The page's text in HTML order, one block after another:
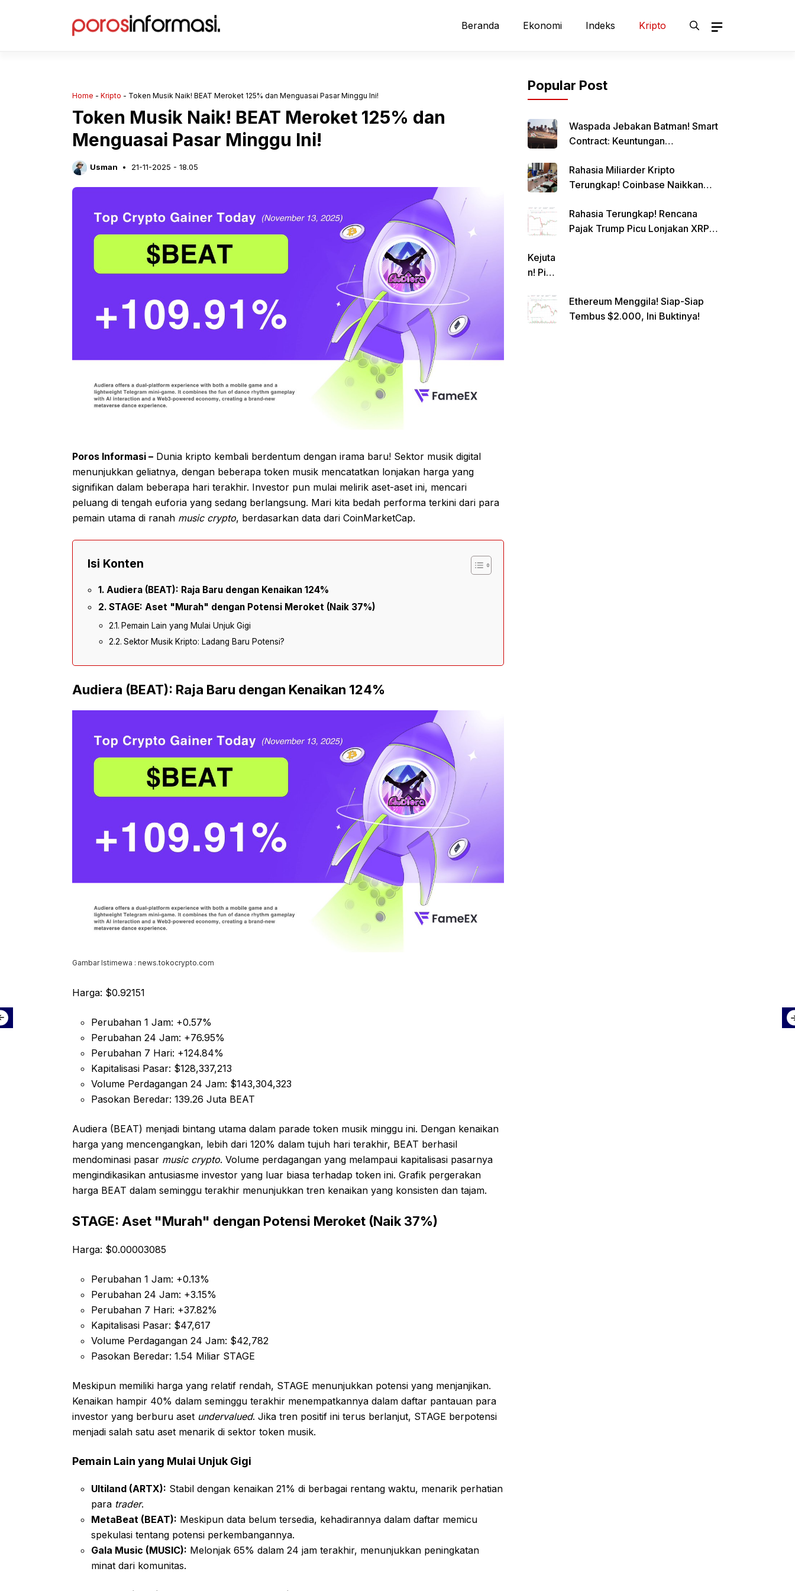
Beranda Ekonomi Indeks Kripto
Home - Kripto - Token Musik Naik! BEAT Meroket 125% dan Menguasai Pasar Minggu Ini!
Token Musik Naik! BEAT Meroket 125% dan
Menguasai Pasar Minggu Ini!
Usman 21-11-2025 - 18.05
Poros Informasi – Dunia kripto kembali berdentum dengan irama baru! Sektor musik digital
menunjukkan geliatnya, dengan beberapa token musik mencatatkan lonjakan harga yang
signifikan dalam beberapa hari terakhir. Investor pun mulai melirik aset-aset ini, mencari
peluang di tengah euforia yang sedang berlangsung. Mari kita bedah performa terkini dari para
pemain utama di ranah music crypto, berdasarkan data dari CoinMarketCap.
Isi Konten
Audiera (BEAT): Raja Baru dengan Kenaikan 124%
STAGE: Aset "Murah" dengan Potensi Meroket (Naik 37%)
Pemain Lain yang Mulai Unjuk Gigi
Sektor Musik Kripto: Ladang Baru Potensi?
Audiera (BEAT): Raja Baru dengan Kenaikan 124%
Gambar Istimewa : news.tokocrypto.com
Harga: $0.92151
Perubahan 1 Jam: +0.57%
Perubahan 24 Jam: +76.95%
Perubahan 7 Hari: +124.84%
Kapitalisasi Pasar: $128,337,213
Volume Perdagangan 24 Jam: $143,304,323
Pasokan Beredar: 139.26 Juta BEAT
Audiera (BEAT) menjadi bintang utama dalam parade token musik minggu ini. Dengan kenaikan
harga yang mencengangkan, lebih dari 120% dalam tujuh hari terakhir, BEAT berhasil
mendominasi pasar music crypto. Volume perdagangan yang melampaui kapitalisasi pasarnya
mengindikasikan antusiasme investor yang luar biasa terhadap token ini. Grafik pergerakan
harga BEAT dalam seminggu terakhir menunjukkan tren kenaikan yang konsisten dan tajam.
STAGE: Aset "Murah" dengan Potensi Meroket (Naik 37%)
Harga: $0.00003085
Perubahan 1 Jam: +0.13%
Perubahan 24 Jam: +3.15%
Perubahan 7 Hari: +37.82%
Kapitalisasi Pasar: $47,617
Volume Perdagangan 24 Jam: $42,782
Pasokan Beredar: 1.54 Miliar STAGE
Meskipun memiliki harga yang relatif rendah, STAGE menunjukkan potensi yang menjanjikan.
Kenaikan hampir 40% dalam seminggu terakhir menempatkannya dalam daftar pantauan para
investor yang berburu aset undervalued. Jika tren positif ini terus berlanjut, STAGE berpotensi
menjadi salah satu aset menarik di sektor token musik.
Pemain Lain yang Mulai Unjuk Gigi
Ultiland (ARTX): Stabil dengan kenaikan 21% di berbagai rentang waktu, menarik perhatian
para trader.
MetaBeat (BEAT): Meskipun data belum tersedia, kehadirannya dalam daftar memicu
spekulasi tentang potensi perkembangannya.
Gala Music (MUSIC): Melonjak 65% dalam 24 jam terakhir, menunjukkan peningkatan
minat dari komunitas.
Popular Post
Waspada Jebakan Batman! Smart
Contract: Keuntungan
Rahasia Miliarder Kripto
Terungkap! Coinbase Naikkan
Juta!
Rahasia Terungkap! Rencana
Pajak Trump Picu Lonjakan XRP
Kejuta
n! Pi
rk
Gande
Ethereum Menggila! Siap-Siap
Tembus $2.000, Ini Buktinya!